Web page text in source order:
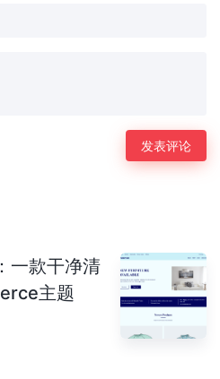
一款干净清
主题